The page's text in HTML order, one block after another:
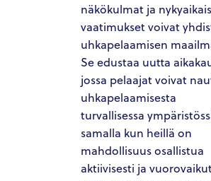
näkökulmat ja
vaatimukset voivat
uhkapelaamisen
Se edustaa uutta
jossa pelaajat voivat
uhkapelaamisesta
turvallisessa
samalla kun heillä on
mahdollisuus osallistua
aktiivisesti ja